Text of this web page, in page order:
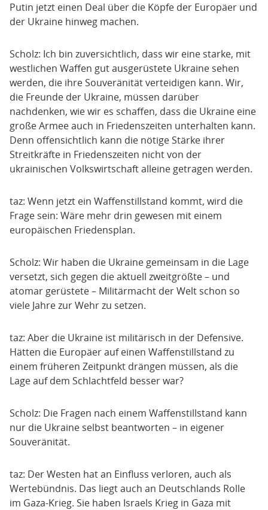
Putin jetzt einen Deal über die Köpfe der Europäer und
der Ukraine hinweg machen.
Scholz: Ich bin zuversichtlich, dass wir eine starke, mit
westlichen Waffen gut ausgerüstete Ukraine sehen
werden, die ihre Souveränität verteidigen kann. Wir,
die Freunde der Ukraine, müssen darüber
nachdenken, wie wir es schaffen, dass die Ukraine eine
große Armee auch in Friedenszeiten unterhalten kann.
Denn offensichtlich kann die nötige Stärke ihrer
Streitkräfte in Friedenszeiten nicht von der
ukrainischen Volkswirtschaft alleine getragen werden.
taz: Wenn jetzt ein Waffenstillstand kommt, wird die
Frage sein: Wäre mehr drin gewesen mit einem
europäischen Friedensplan.
Scholz: Wir haben die Ukraine gemeinsam in die Lage
versetzt, sich gegen die aktuell zweitgrößte – und
atomar gerüstete – Militärmacht der Welt schon so
viele Jahre zur Wehr zu setzen.
taz: Aber die Ukraine ist militärisch in der Defensive.
Hätten die Europäer auf einen Waffenstillstand zu
einem früheren Zeitpunkt drängen müssen, als die
Lage auf dem Schlachtfeld besser war?
Scholz: Die Fragen nach einem Waffenstillstand kann
nur die Ukraine selbst beantworten – in eigener
Souveränität.
taz: Der Westen hat an Einfluss verloren, auch als
Wertebündnis. Das liegt auch an Deutschlands Rolle
im Gaza-Krieg. Sie haben Israels Krieg in Gaza mit